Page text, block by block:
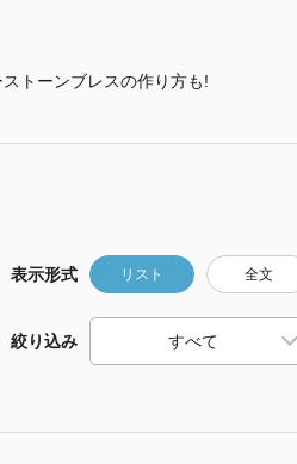
トーンブレスの作り方も!
表示形式 リスト 全文
絞り込み